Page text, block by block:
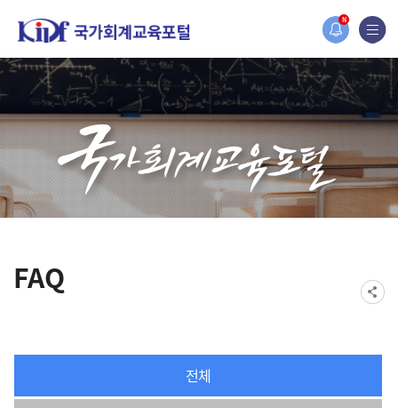
N
홈페이지가 새롭게 개편되었습니다.
한국조세재정연구원홈페이지가 새롭게 개설되었습니다.
FAQ
전체